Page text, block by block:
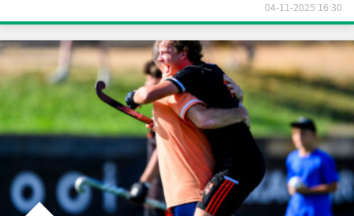
04-11-2025 16:30